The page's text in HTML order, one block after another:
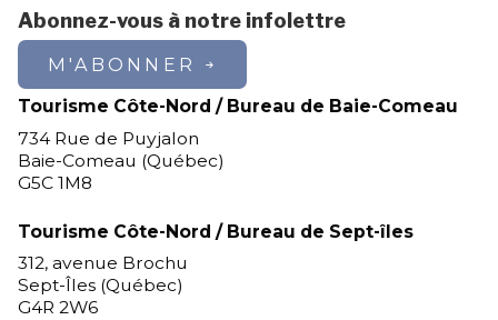
Abonnez-vous à notre infolettre
M'ABONNER
Tourisme Côte-Nord / Bureau de Baie-Comeau
734 Rue de Puyjalon
Baie-Comeau (Québec)
G5C 1M8
Tourisme Côte-Nord / Bureau de Sept-îles
312, avenue Brochu
Sept-Îles (Québec)
G4R 2W6